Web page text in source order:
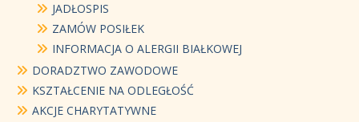
JADŁOSPIS
ZAMÓW POSIŁEK
INFORMACJA O ALERGII BIAŁKOWEJ
DORADZTWO ZAWODOWE
KSZTAŁCENIE NA ODLEGŁOŚĆ
AKCJE CHARYTATYWNE